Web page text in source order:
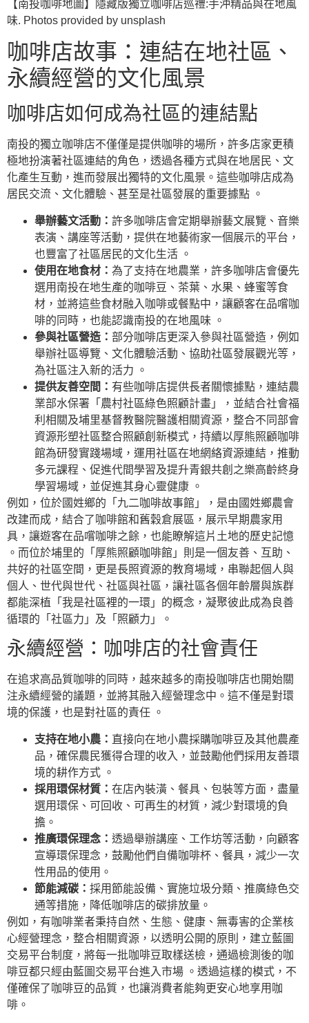
【南投咖啡地圖】隱藏版獨立咖啡店巡禮:手沖精品與在地風
味. Photos provided by unsplash
咖啡店故事：連結在地社區、
永續經營的文化風景
咖啡店如何成為社區的連結點
南投的獨立咖啡店不僅僅是提供咖啡的場所，許多店家更積
極地扮演著社區連結的角色，透過各種方式與在地居民、文
化產生互動，進而發展出獨特的文化風景。這些咖啡店成為
居民交流、文化體驗、甚至是社區發展的重要據點 。
舉辦藝文活動： 許多咖啡店會定期舉辦藝文展覽、音樂
表演、講座等活動，提供在地藝術家一個展示的平台，
也豐富了社區居民的文化生活 。
使用在地食材： 為了支持在地農業，許多咖啡店會優先
選用南投在地生產的咖啡豆、茶葉、水果、蜂蜜等食
材，並將這些食材融入咖啡或餐點中，讓顧客在品嚐咖
啡的同時，也能認識南投的在地風味 。
參與社區營造： 部分咖啡店更深入參與社區營造，例如
舉辦社區導覽、文化體驗活動、協助社區發展觀光等，
為社區注入新的活力 。
提供友善空間： 有些咖啡店提供長者關懷據點，連結農
業部水保署「農村社區綠色照顧計畫」，並結合社會福
利相關及埔里基督教醫院醫護相關資源，整合不同部會
資源形塑社區整合照顧創新模式，持續以厚熊照顧咖啡
館為研發實踐場域，運用社區在地網絡資源連結，推動
多元課程、促進代間學習及提升青銀共創之樂高齡終身
學習場域，並促進其身心靈健康 。
例如，位於國姓鄉的「九二咖啡故事館」，是由國姓鄉農會
改建而成，結合了咖啡館和舊穀倉展區，展示早期農家用
具，讓遊客在品嚐咖啡之餘，也能瞭解這片土地的歷史記憶
。而位於埔里的「厚熊照顧咖啡館」則是一個友善、互助、
共好的社區空間，更是長照資源的教育場域，串聯起個人與
個人、世代與世代、社區與社區，讓社區各個年齡層與族群
都能深植「我是社區裡的一環」的概念，凝聚彼此成為良善
循環的「社區力」及「照顧力」。
永續經營：咖啡店的社會責任
在追求高品質咖啡的同時，越來越多的南投咖啡店也開始關
注永續經營的議題，並將其融入經營理念中。這不僅是對環
境的保護，也是對社區的責任 。
支持在地小農： 直接向在地小農採購咖啡豆及其他農產
品，確保農民獲得合理的收入，並鼓勵他們採用友善環
境的耕作方式 。
採用環保材質： 在店內裝潢、餐具、包裝等方面，盡量
選用環保、可回收、可再生的材質，減少對環境的負
擔。
推廣環保理念： 透過舉辦講座、工作坊等活動，向顧客
宣導環保理念，鼓勵他們自備咖啡杯、餐具，減少一次
性用品的使用。
節能減碳： 採用節能設備、實施垃圾分類、推廣綠色交
通等措施，降低咖啡店的碳排放量。
例如，有咖啡業者秉持自然、生態、健康、無毒害的企業核
心經營理念，整合相關資源，以透明公開的原則，建立藍圖
交易平台制度，將每一批咖啡豆取樣送檢，通過檢測後的咖
啡豆都只經由藍圖交易平台進入市場 。透過這樣的模式，不
僅確保了咖啡豆的品質，也讓消費者能夠更安心地享用咖
啡。